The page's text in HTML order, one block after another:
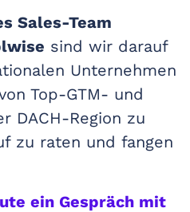
Sales-Team
sind wir darauf
Unternehmen
Top-GTM- und
DACH-Region zu
zu raten und fangen
ein Gespräch mit